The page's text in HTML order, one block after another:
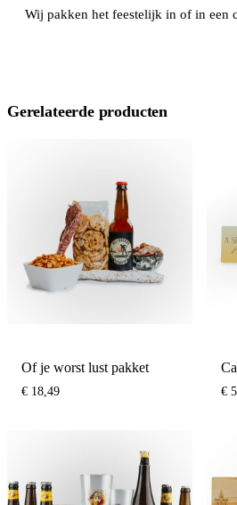
Wij pakken het feestelijk in of in een
Gerelateerde producten
Of je worst lust pakket
€ 18,49 €